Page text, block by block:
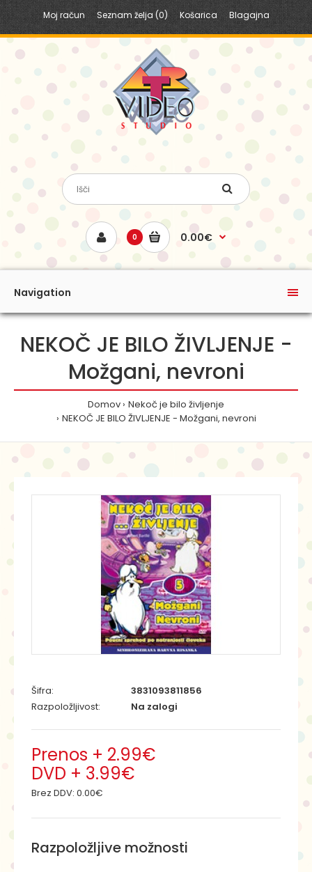
Moj račun Seznam želja (0) Košarica Blagajna
0 0.00€
Navigation
NEKOČ JE BILO ŽIVLJENJE -
Možgani, nevroni
Domov Nekoč je bilo življenje
NEKOČ JE BILO ŽIVLJENJE - Možgani, nevroni
Šifra:
3831093811856
Razpoložljivost:
Na zalogi
Prenos + 2.99€
DVD + 3.99€
Brez DDV: 0.00€
Razpoložljive možnosti